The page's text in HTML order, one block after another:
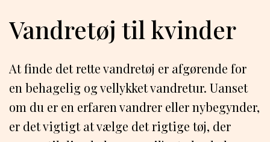
Vandretøj til kvinder
At finde det rette vandretøj er afgørende for
en behagelig og vellykket vandretur. Uanset
om du er en erfaren vandrer eller nybegynder,
er det vigtigt at vælge det rigtige tøj, der